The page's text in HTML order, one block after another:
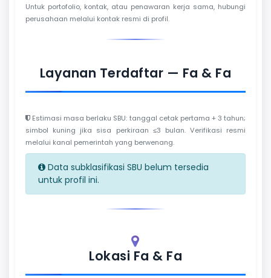
Untuk portofolio, kontak, atau penawaran kerja sama, hubungi
perusahaan melalui kontak resmi di profil.
Layanan Terdaftar — Fa & Fa
Estimasi masa berlaku SBU: tanggal cetak pertama + 3 tahun;
simbol kuning jika sisa perkiraan ≤3 bulan. Verifikasi resmi
melalui kanal pemerintah yang berwenang.
Data subklasifikasi SBU belum tersedia
untuk profil ini.
Lokasi Fa & Fa